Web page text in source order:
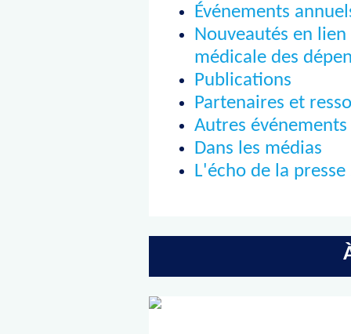
Événements
Nouveautés en
médicale des
Publications
Partenaires et
Autres événements
Dans les médias
L'écho de la